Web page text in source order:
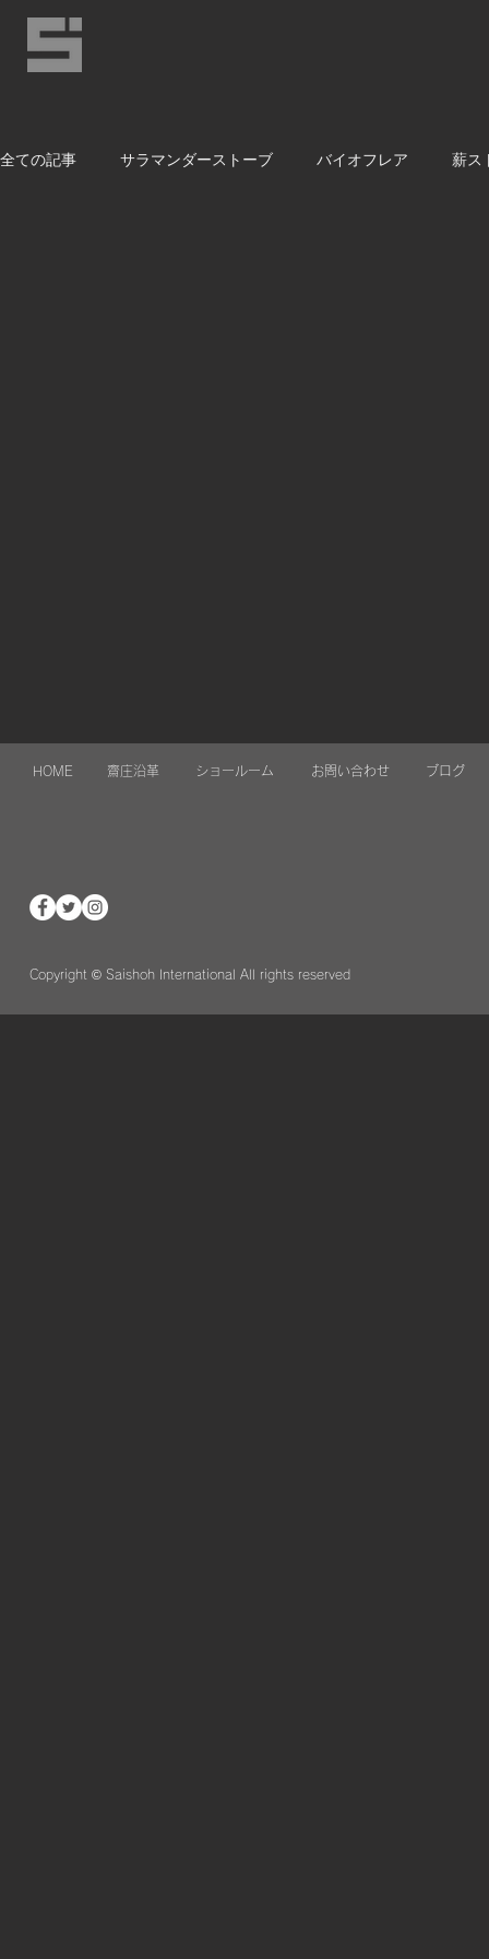
全ての記事 サラマンダーストーブ バイオフレア 薪ス
HOME 齋庄沿革 ショールーム お問い合わせ ブログ
Copyright © Saishoh International All rights reserved